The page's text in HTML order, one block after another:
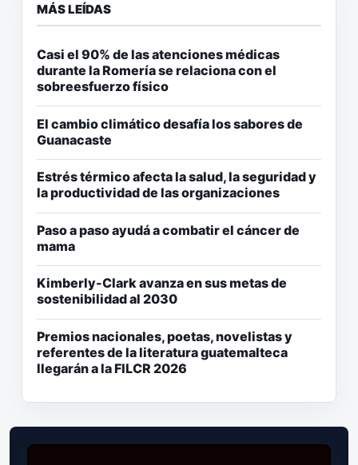
MÁS LEÍDAS
Casi el 90% de las atenciones médicas
durante la Romería se relaciona con el
sobreesfuerzo físico
El cambio climático desafía los sabores de
Guanacaste
Estrés térmico afecta la salud, la seguridad y
la productividad de las organizaciones
Paso a paso ayudá a combatir el cáncer de
mama
Kimberly-Clark avanza en sus metas de
sostenibilidad al 2030
Premios nacionales, poetas, novelistas y
referentes de la literatura guatemalteca
llegarán a la FILCR 2026